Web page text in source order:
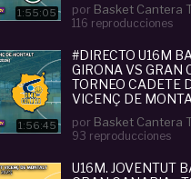
1:55:05 por Basket Cantera
116 reproducciones
1:56:45
#DIRECTO U16M
GIRONA VS GRAN
TORNEO CADETE
VICENÇ DE
por Basket Cantera
93 reproducciones
U16M. JOVENTUT